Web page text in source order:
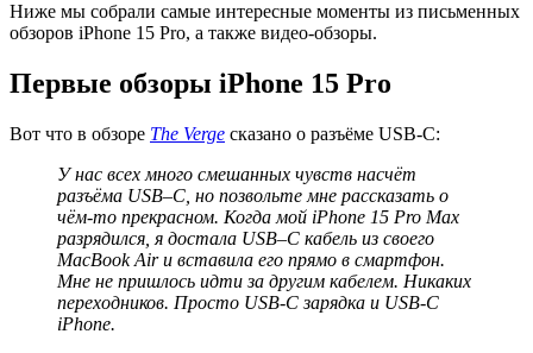
Ниже мы собрали самые интересные моменты из письменных
обзоров iPhone 15 Pro, а также видео-обзоры.
Первые обзоры iPhone 15 Pro
Вот что в обзоре The Verge сказано о разъёме USB-C:
У нас всех много смешанных чувств насчёт
разъёма USB–C , но позвольте мне рассказать о
чём-то прекрасном. Когда мой iPhone 15 Pro Max
разрядился, я достала USB–C кабель из своего
MacBook Airи вставила его прямо в смартфон.
Мне не пришлось идти за другим кабелем. Никаких
переходников. Просто USB-Cзарядка и USB-C
iPhone.